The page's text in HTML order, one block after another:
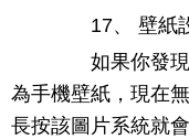
17、 壁紙
如果你發現
為手機壁紙，現在
長按該圖片系統就